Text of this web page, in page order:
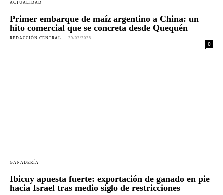
ACTUALIDAD
Primer embarque de maíz argentino a China: un
hito comercial que se concreta desde Quequén
REDACCIÓN CENTRAL - 29/07/2025
0
GANADERÍA
Ibicuy apuesta fuerte: exportación de ganado en pie
hacia Israel tras medio siglo de restricciones